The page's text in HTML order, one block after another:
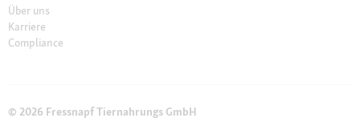
Über uns
Karriere
Compliance
© 2026 Fressnapf Tiernahrungs GmbH